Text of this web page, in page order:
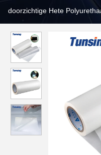
doorzichtige Hete